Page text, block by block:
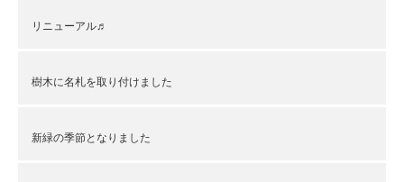
リニューアル♬
樹木に名札を取り付けました
新緑の季節となりました